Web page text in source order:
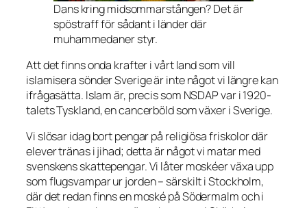
Dans kring midsommarstången? Det är
spöstraff för sådant i länder där
muhammedaner styr.
Att det finns onda krafter i vårt land som vill
islamisera sönder Sverige är inte något vi längre kan
ifrågasätta. Islam är, precis som NSDAP var i 1920-
talets Tyskland, en cancerböld som växer i Sverige.
Vi slösar idag bort pengar på religiösa friskolor där
elever tränas i jihad; detta är något vi matar med
svenskens skattepengar. Vi låter moskéer växa upp
som flugsvampar ur jorden – särskilt i Stockholm,
där det redan finns en moské på Södermalm och i